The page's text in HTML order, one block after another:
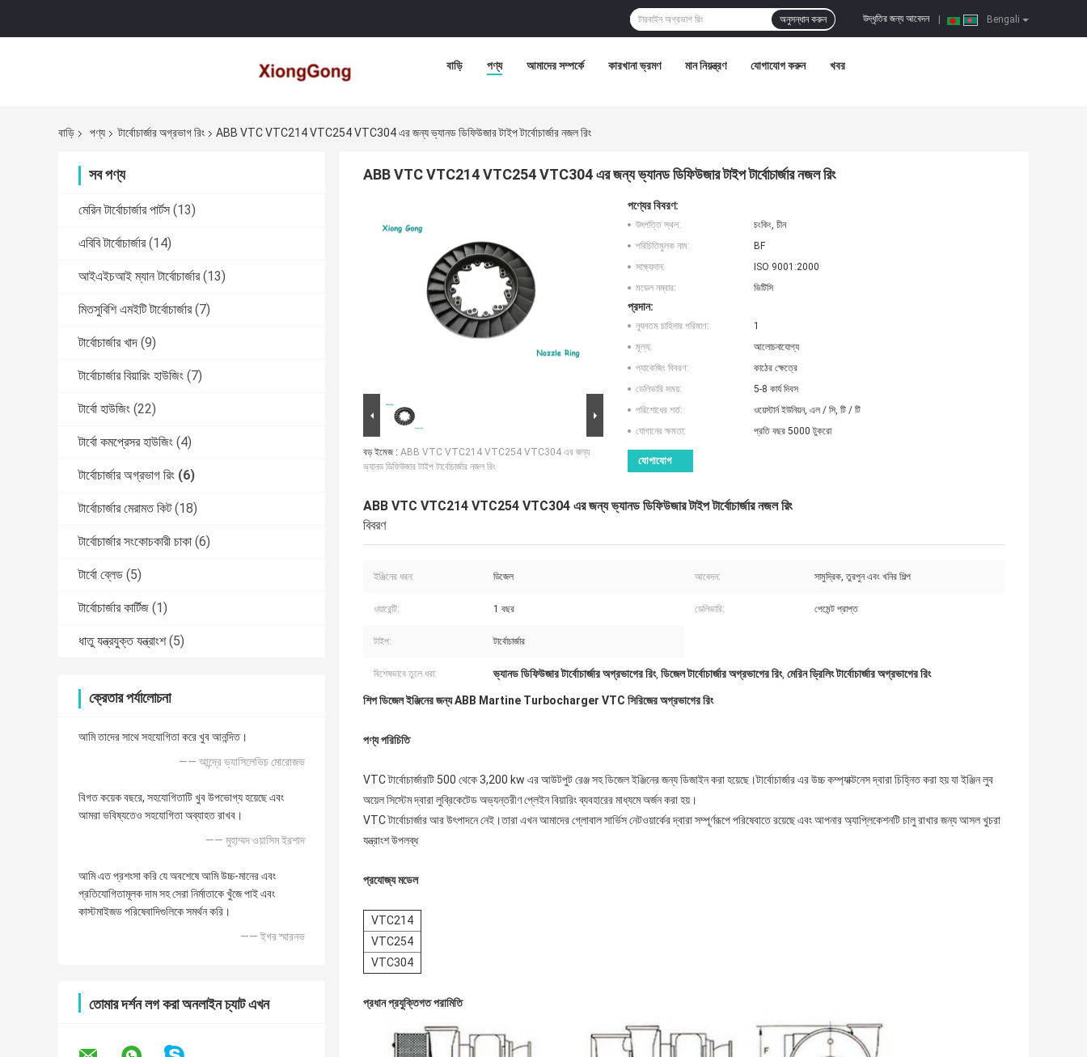
Bengali
উদ্ধৃতির জন্য আবেদন
অনুসন্ধান করুন
বাড়ি পণ্য আমাদের সম্পর্কে কারখানা ভ্রমণ মান নিয়ন্ত্রণ যোগাযোগ করুন খবর
বাড়ি পণ্য টার্বোচার্জার অগ্রভাগ রিং ABB VTC VTC214 VTC254 VTC304 এর জন্য ভ্যানড ডিফিউজার টাইপ টার্বোচার্জার নজল রিং
সব পণ্য
মেরিন টার্বোচার্জার পার্টস (13)
এবিবি টার্বোচার্জার (14)
আইএইচআই ম্যান টার্বোচার্জার (13)
মিতসুবিশি এমইটি টার্বোচার্জার (7)
টার্বোচার্জার খাদ (9)
টার্বোচার্জার বিয়ারিং হাউজিং (7)
টার্বো হাউজিং (22)
টার্বো কমপ্রেসর হাউজিং (4)
টার্বোচার্জার অগ্রভাগ রিং (6)
টার্বোচার্জার মেরামত কিট (18)
টার্বোচার্জার সংকোচকারী চাকা (6)
টার্বো ব্লেড (5)
টার্বোচার্জার কার্টিজ (1)
ধাতু যন্ত্রযুক্ত যন্ত্রাংশ (5)
ক্রেতার পর্যালোচনা
আমি তাদের সাথে সহযোগিতা করে খুব আনন্দিত।
—— আন্দ্রে ভ্যাসিলেভিচ মোরোজভ
বিগত কয়েক বছরে, সহযোগিতাটি খুব উপভোগ্য হয়েছে এবং
আমরা ভবিষ্যতেও সহযোগিতা অব্যাহত রাখব।
—— মুহাম্মদ ওয়াসিম ইরশাদ
আমি এত প্রশংসা করি যে অবশেষে আমি উচ্চ-মানের এবং
প্রতিযোগিতামূলক দাম সহ সেরা নির্মাতাকে খুঁজে পাই এবং
কাস্টমাইজড পরিষেবাদিগুলিকে সমর্থন করি।
—— ইগর স্মারনভ
তোমার দর্শন লগ করা অনলাইন চ্যাট এখন
ABB VTC VTC214 VTC254 VTC304 এর জন্য ভ্যানড ডিফিউজার টাইপ টার্বোচার্জার নজল রিং
বড় ইমেজ : ABB VTC VTC214 VTC254 VTC304 এর জন্য
ভ্যানড ডিফিউজার টাইপ টার্বোচার্জার নজল রিং
পণ্যের বিবরণ:
উৎপত্তি স্থল:
চংকিং, চীন
পরিচিতিমুলক নাম:
BF
সাক্ষ্যদান:
ISO 9001:2000
মডেল নম্বার:
ভিটিসি
প্রদান:
ন্যূনতম চাহিদার পরিমাণ:
1
মূল্য:
আলোচনাযোগ্য
প্যাকেজিং বিবরণ:
কাঠের ক্ষেত্রে
ডেলিভারি সময়:
5-8 কার্য দিবস
পরিশোধের শর্ত:
ওয়েস্টার্ন ইউনিয়ন, এল / সি, টি / টি
যোগানের ক্ষমতা:
প্রতি বছর 5000 টুকরো
যোগাযোগ
ABB VTC VTC214 VTC254 VTC304 এর জন্য ভ্যানড ডিফিউজার টাইপ টার্বোচার্জার নজল রিং
বিবরণ
ইঞ্জিনের ধরন: ডিজেল আবেদন: সামুদ্রিক, তুরপুন এবং খনির শিল্প
ওয়ারেন্টি: 1 বছর ডেলিভারি: পেমেন্ট প্রাপ্ত
টাইপ: টার্বোচার্জার
বিশেষভাবে তুলে ধরা: ভ্যানড ডিফিউজার টার্বোচার্জার অগ্রভাগের রিং, ডিজেল টার্বোচার্জার অগ্রভাগের রিং, মেরিন ড্রিলিং টার্বোচার্জার অগ্রভাগের রিং
শিপ ডিজেল ইঞ্জিনের জন্য ABB Martine Turbocharger VTC সিরিজের অগ্রভাগের রিং
পণ্য পরিচিতি
VTC টার্বোচার্জারটি 500 থেকে 3,200 kw এর আউটপুট রেঞ্জ সহ ডিজেল ইঞ্জিনের জন্য ডিজাইন করা হয়েছে।টার্বোচার্জার এর উচ্চ কম্প্যাক্টনেস দ্বারা চিহ্নিত করা হয় যা ইঞ্জিন লুব
অয়েল সিস্টেম দ্বারা লুব্রিকেটেড অভ্যন্তরীণ প্লেইন বিয়ারিং ব্যবহারের মাধ্যমে অর্জন করা হয়।
VTC টার্বোচার্জার আর উৎপাদনে নেই।তারা এখন আমাদের গ্লোবাল সার্ভিস নেটওয়ার্কের দ্বারা সম্পূর্ণরূপে পরিষেবাতে রয়েছে এবং আপনার অ্যাপ্লিকেশনটি চালু রাখার জন্য আসল খুচরা
যন্ত্রাংশ উপলব্ধ
প্রযোজ্য মডেল
VTC214
VTC254
VTC304
প্রধান প্রযুক্তিগত পরামিতি